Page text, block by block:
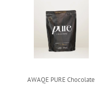
AWAQE PURE Chocolate